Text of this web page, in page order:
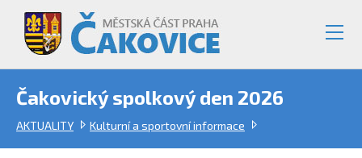
Čakovický spolkový den 2026
AKTUALITY Kulturní a sportovní informace